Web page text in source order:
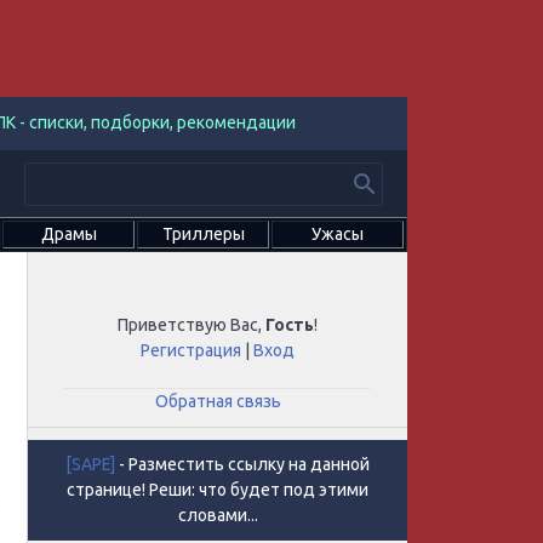
- списки, подборки, рекомендации
Драмы Триллеры Ужасы
Приветствую Вас, Гость!
Регистрация |Вход
Обратная связь
[SAPE] - Разместить ссылку на данной
странице! Реши: что будет под этими
словами...